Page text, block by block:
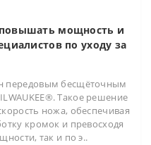
повышать мощность и
по уходу за
передовым бесщёточным
Такое решение
ножа, обеспечивая
кромок и превосходя
так и по э..